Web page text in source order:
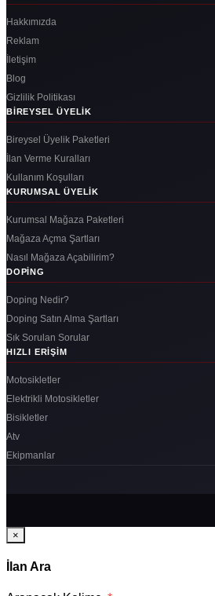
Hakkımızda
Reklam
İletişim
Blog
Gizlilik Politikası
BIREYSEL ÜYELIK
Bireysel Üyelik Paketleri
İlan Verme Kuralları
Kullanım Koşulları
KURUMSAL ÜYELIK
Kurumsal Mağaza Paketleri
Mağaza Açma Şartları
Nasıl Mağaza Açabilirim?
DOPING
Doping Nedir?
Doping Satın Alma Şartları
Sık Sorulan Sorular
HIZLI ERIŞIM
Motosikletler
Elektrikli Motosikletler
Bisikletler
Atv
Ekipmanlar
×
İlan Ara